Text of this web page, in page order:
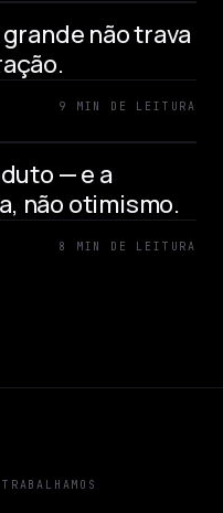
não trava
9 MIN DE LEITURA
— e a
não otimismo.
8 MIN DE LEITURA
TRABALHAMOS